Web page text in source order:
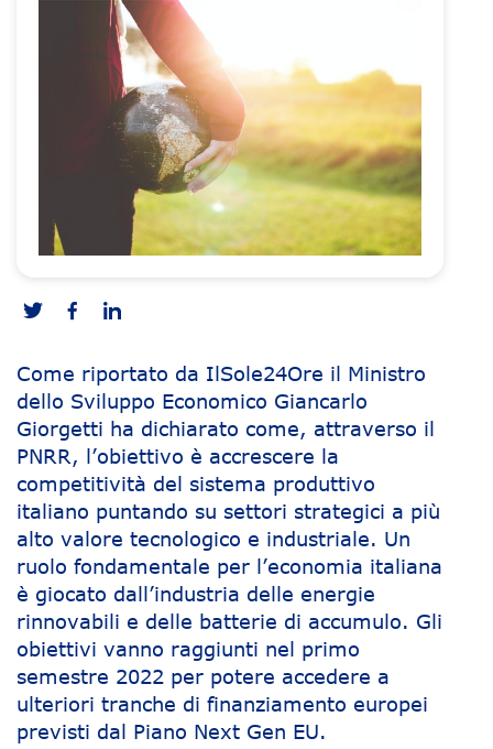
Come riportato da IlSole24Ore il Ministro
dello Sviluppo Economico Giancarlo
Giorgetti ha dichiarato come, attraverso il
PNRR, l’obiettivo è accrescere la
competitività del sistema produttivo
italiano puntando su settori strategici a più
alto valore tecnologico e industriale. Un
ruolo fondamentale per l’economia italiana
è giocato dall’industria delle energie
rinnovabili e delle batterie di accumulo. Gli
obiettivi vanno raggiunti nel primo
semestre 2022 per potere accedere a
ulteriori tranche di finanziamento europei
previsti dal Piano Next Gen EU.